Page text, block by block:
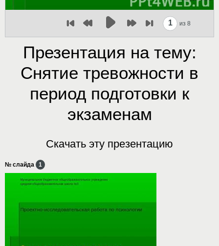
1 из 8
Презентация на тему:
Снятие тревожности в
период подготовки к
экзаменам
Скачать эту презентацию
№ слайда 1